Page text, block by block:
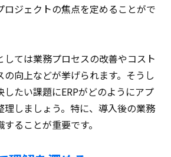
ロジェクトの焦点を定めることがで
しては業務プロセスの改善やコスト
向上などが挙げられます。そうし
したい課題にERPがどのようにアプ
理しましょう。特に、導入後の業務
ることが重要です。